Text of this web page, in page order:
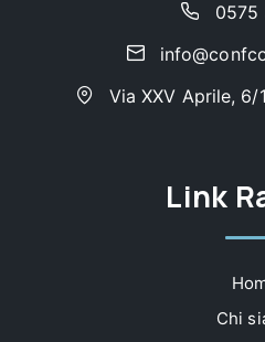
0575
Via XXV Aprile, 6/
Link
Chi